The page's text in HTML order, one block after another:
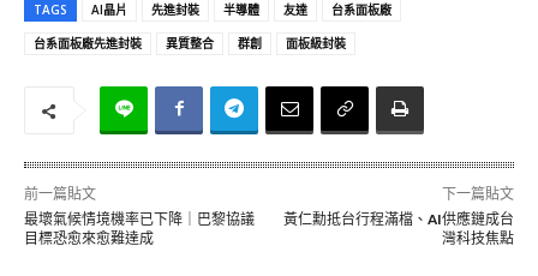
TAGS AI晶片 先進封裝 半導體 友達
台系面板廠
台系面板廠先進封裝
異質整合 群創 面板級封裝
前一篇貼文
最壞氣候情境機率已下降｜巴黎協議
目標恐愈來愈難達成
下一篇貼文
黃仁勳抵台行程滿檔、AI供應鏈成台
灣科技焦點